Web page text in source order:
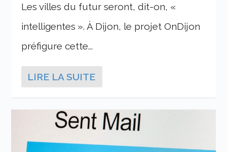
Les villes du futur seront, dit-on, «
intelligentes ». À Dijon, le projet OnDijon
préfigure cette...
LIRE LA SUITE